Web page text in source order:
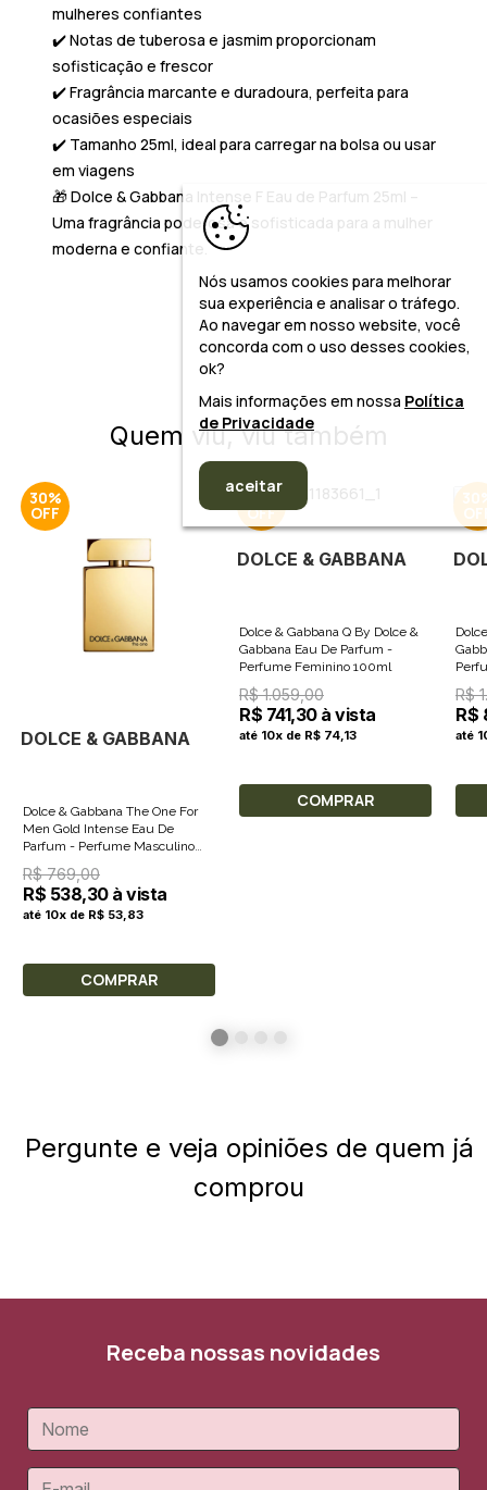
mulheres confiantes
✔️ Notas de tuberosa e jasmim proporcionam
sofisticação e frescor
✔️ Fragrância marcante e duradoura, perfeita para
ocasiões especiais
✔️ Tamanho 25ml, ideal para carregar na bolsa ou usar
em viagens
🎁Dolce & Gabbana Intense F Eau de Parfum 25ml –
Uma fragrância poderosa e sofisticada para a mulher
moderna e confiante.
Quem viu, viu também
30%
DOLCE & GABBANA
Dolce & Gabbana The One For
Men Gold Intense Eau De
Parfum - Perfume Masculino
50ml
R$ 769,00
R$ 538,30 à vista
até 10x de R$ 53,83
COMPRAR
30%
DOLCE & GABBANA
Dolce & Gabbana Q By Dolce &
Gabbana Eau De Parfum -
Perfume Feminino 100ml
R$ 1.059,00
R$ 741,30 à vista
até 10x de R$ 74,13
COMPRAR
R$
R$
até
Pergunte e veja opiniões de quem já
comprou
Receba nossas novidades
Nós usamos cookies para melhorar
sua experiência e analisar o tráfego.
Ao navegar em nosso website, você
concorda com o uso desses cookies,
ok?
Mais informações em nossa Política
de Privacidade
aceitar